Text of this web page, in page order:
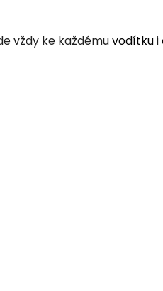
vždy ke každémuvodítkui